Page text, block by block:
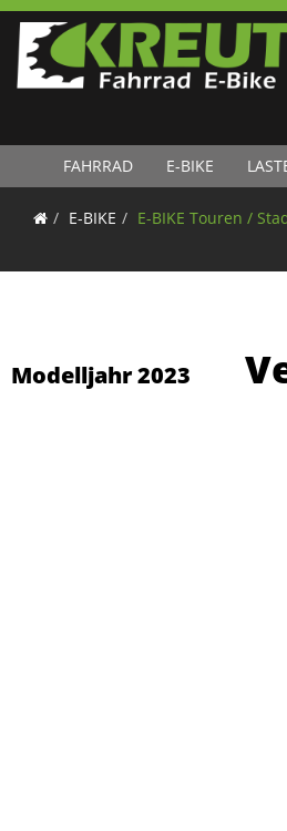
FAHRRAD E-BIKE
E-BIKE E-BIKE Touren /
Modelljahr 2023